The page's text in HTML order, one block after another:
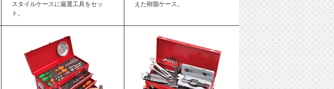
スタイルケースに厳選工具をセッ
ト。
えた樹脂ケース。